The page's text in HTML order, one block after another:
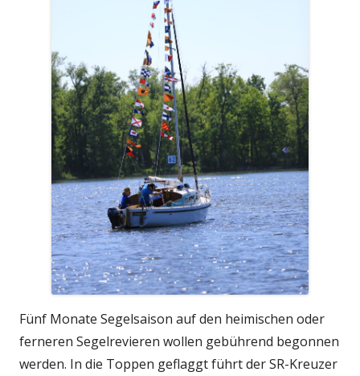
Fünf Monate Segelsaison auf den heimischen oder
ferneren Segelrevieren wollen gebührend begonnen
werden. In die Toppen geflaggt führt der SR-Kreuzer